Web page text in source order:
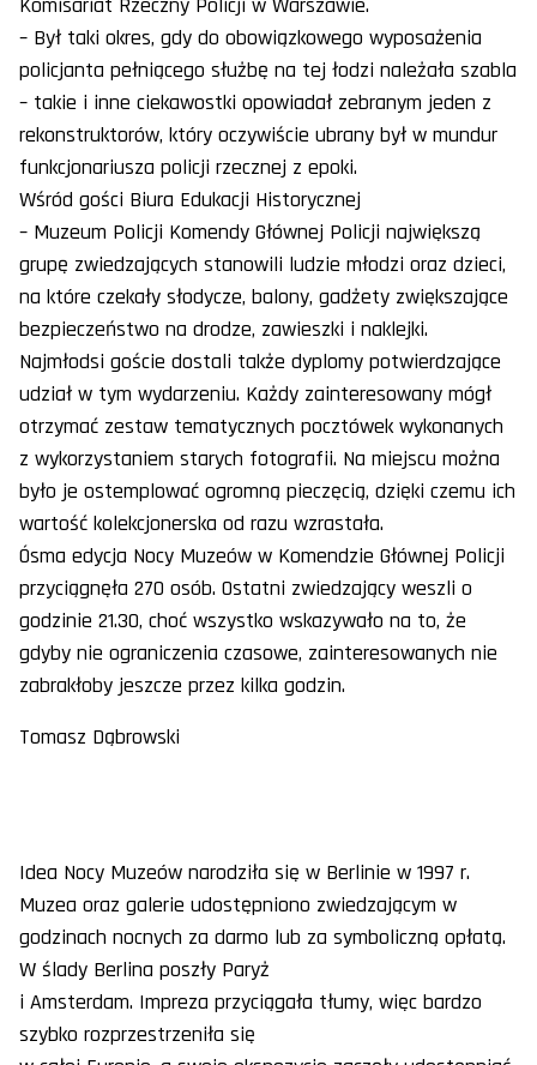
Komisariat Rzeczny Policji w Warszawie.
– Był taki okres, gdy do obowiązkowego wyposażenia
policjanta pełniącego służbę na tej łodzi należała szabla
– takie i inne ciekawostki opowiadał zebranym jeden z
rekonstruktorów, który oczywiście ubrany był w mundur
funkcjonariusza policji rzecznej z epoki.
Wśród gości Biura Edukacji Historycznej
– Muzeum Policji Komendy Głównej Policji największą
grupę zwiedzających stanowili ludzie młodzi oraz dzieci,
na które czekały słodycze, balony, gadżety zwiększające
bezpieczeństwo na drodze, zawieszki i naklejki.
Najmłodsi goście dostali także dyplomy potwierdzające
udział w tym wydarzeniu. Każdy zainteresowany mógł
otrzymać zestaw tematycznych pocztówek wykonanych
z wykorzystaniem starych fotografii. Na miejscu można
było je ostemplować ogromną pieczęcią, dzięki czemu ich
wartość kolekcjonerska od razu wzrastała.
Ósma edycja Nocy Muzeów w Komendzie Głównej Policji
przyciągnęła 270 osób. Ostatni zwiedzający weszli o
godzinie 21.30, choć wszystko wskazywało na to, że
gdyby nie ograniczenia czasowe, zainteresowanych nie
zabrakłoby jeszcze przez kilka godzin.
Tomasz Dąbrowski
Idea Nocy Muzeów narodziła się w Berlinie w 1997 r.
Muzea oraz galerie udostępniono zwiedzającym w
godzinach nocnych za darmo lub za symboliczną opłatą.
W ślady Berlina poszły Paryż
i Amsterdam. Impreza przyciągała tłumy, więc bardzo
szybko rozprzestrzeniła się